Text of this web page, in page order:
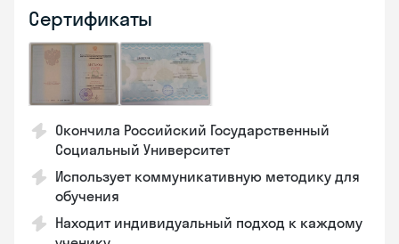
Сертификаты
Окончила Российский Государственный
Социальный Университет
Использует коммуникативную методику для
обучения
Находит индивидуальный подход к каждому